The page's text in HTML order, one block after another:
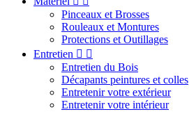
Pinceaux et Brosses
Rouleaux et Montures
Protections et Outillages
Entretien  
Entretien du Bois
Décapants peintures et colles
Entretenir votre extérieur
Entretenir votre intérieur